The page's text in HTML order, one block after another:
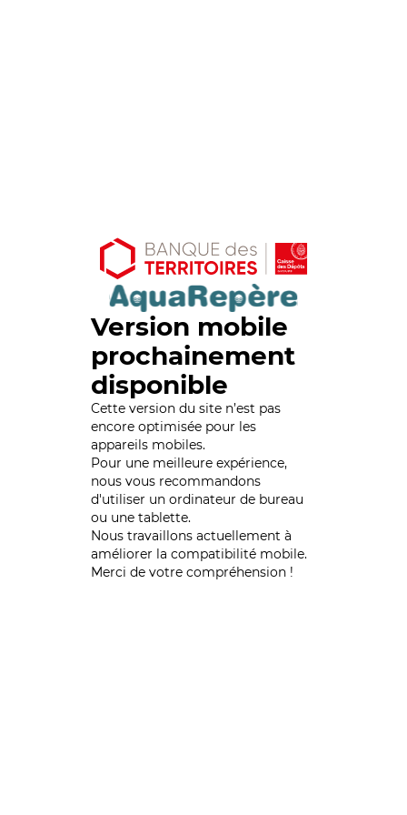
Version mobile
prochainement
disponible
Cette version du site n’est pas
encore optimisée pour les
appareils mobiles.
Pour une meilleure expérience,
nous vous recommandons
d'utiliser un ordinateur de bureau
ou une tablette.
Nous travaillons actuellement à
améliorer la compatibilité mobile.
Merci de votre compréhension !